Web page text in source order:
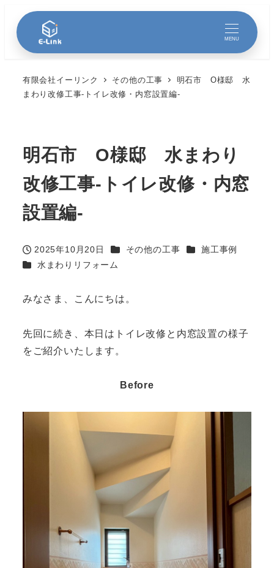
MENU
有限会社イーリンク その他の工事
明石市 O様邸 水
まわり改修工事-トイレ改修・内窓設置編-
明石市 O様邸 水まわり
改修工事-トイレ改修・内窓
設置編-
投稿日
2025年10月20日 カテゴリー
その他の工事 カテゴリー
施工事例
カテゴリー
水まわりリフォーム
みなさま、こんにちは。
先回に続き、本日はトイレ改修と内窓設置の様子
をご紹介いたします。
Before